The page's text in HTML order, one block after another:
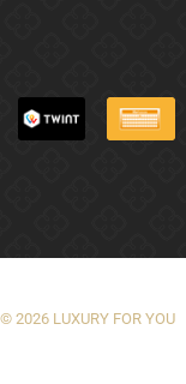
© 2026 LUXURY FOR YOU